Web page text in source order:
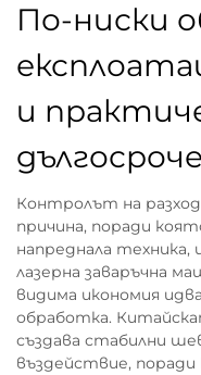
По-ниски
и
Контролът на
причина, поради
напреднала
лазерна заваръчна
видима икономия
обработка.
създава стабилни
въздействие,